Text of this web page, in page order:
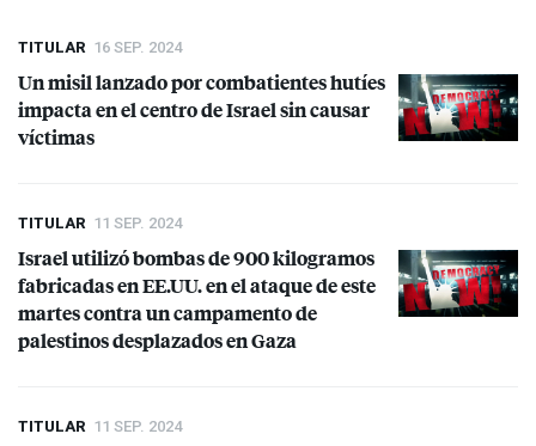
TITULAR 16 SEP. 2024
Un misil lanzado por combatientes hutíes
impacta en el centro de Israel sin causar
víctimas
TITULAR 11 SEP. 2024
Israel utilizó bombas de 900 kilogramos
fabricadas en EE.UU. en el ataque de este
martes contra un campamento de
palestinos desplazados en Gaza
TITULAR 11 SEP. 2024